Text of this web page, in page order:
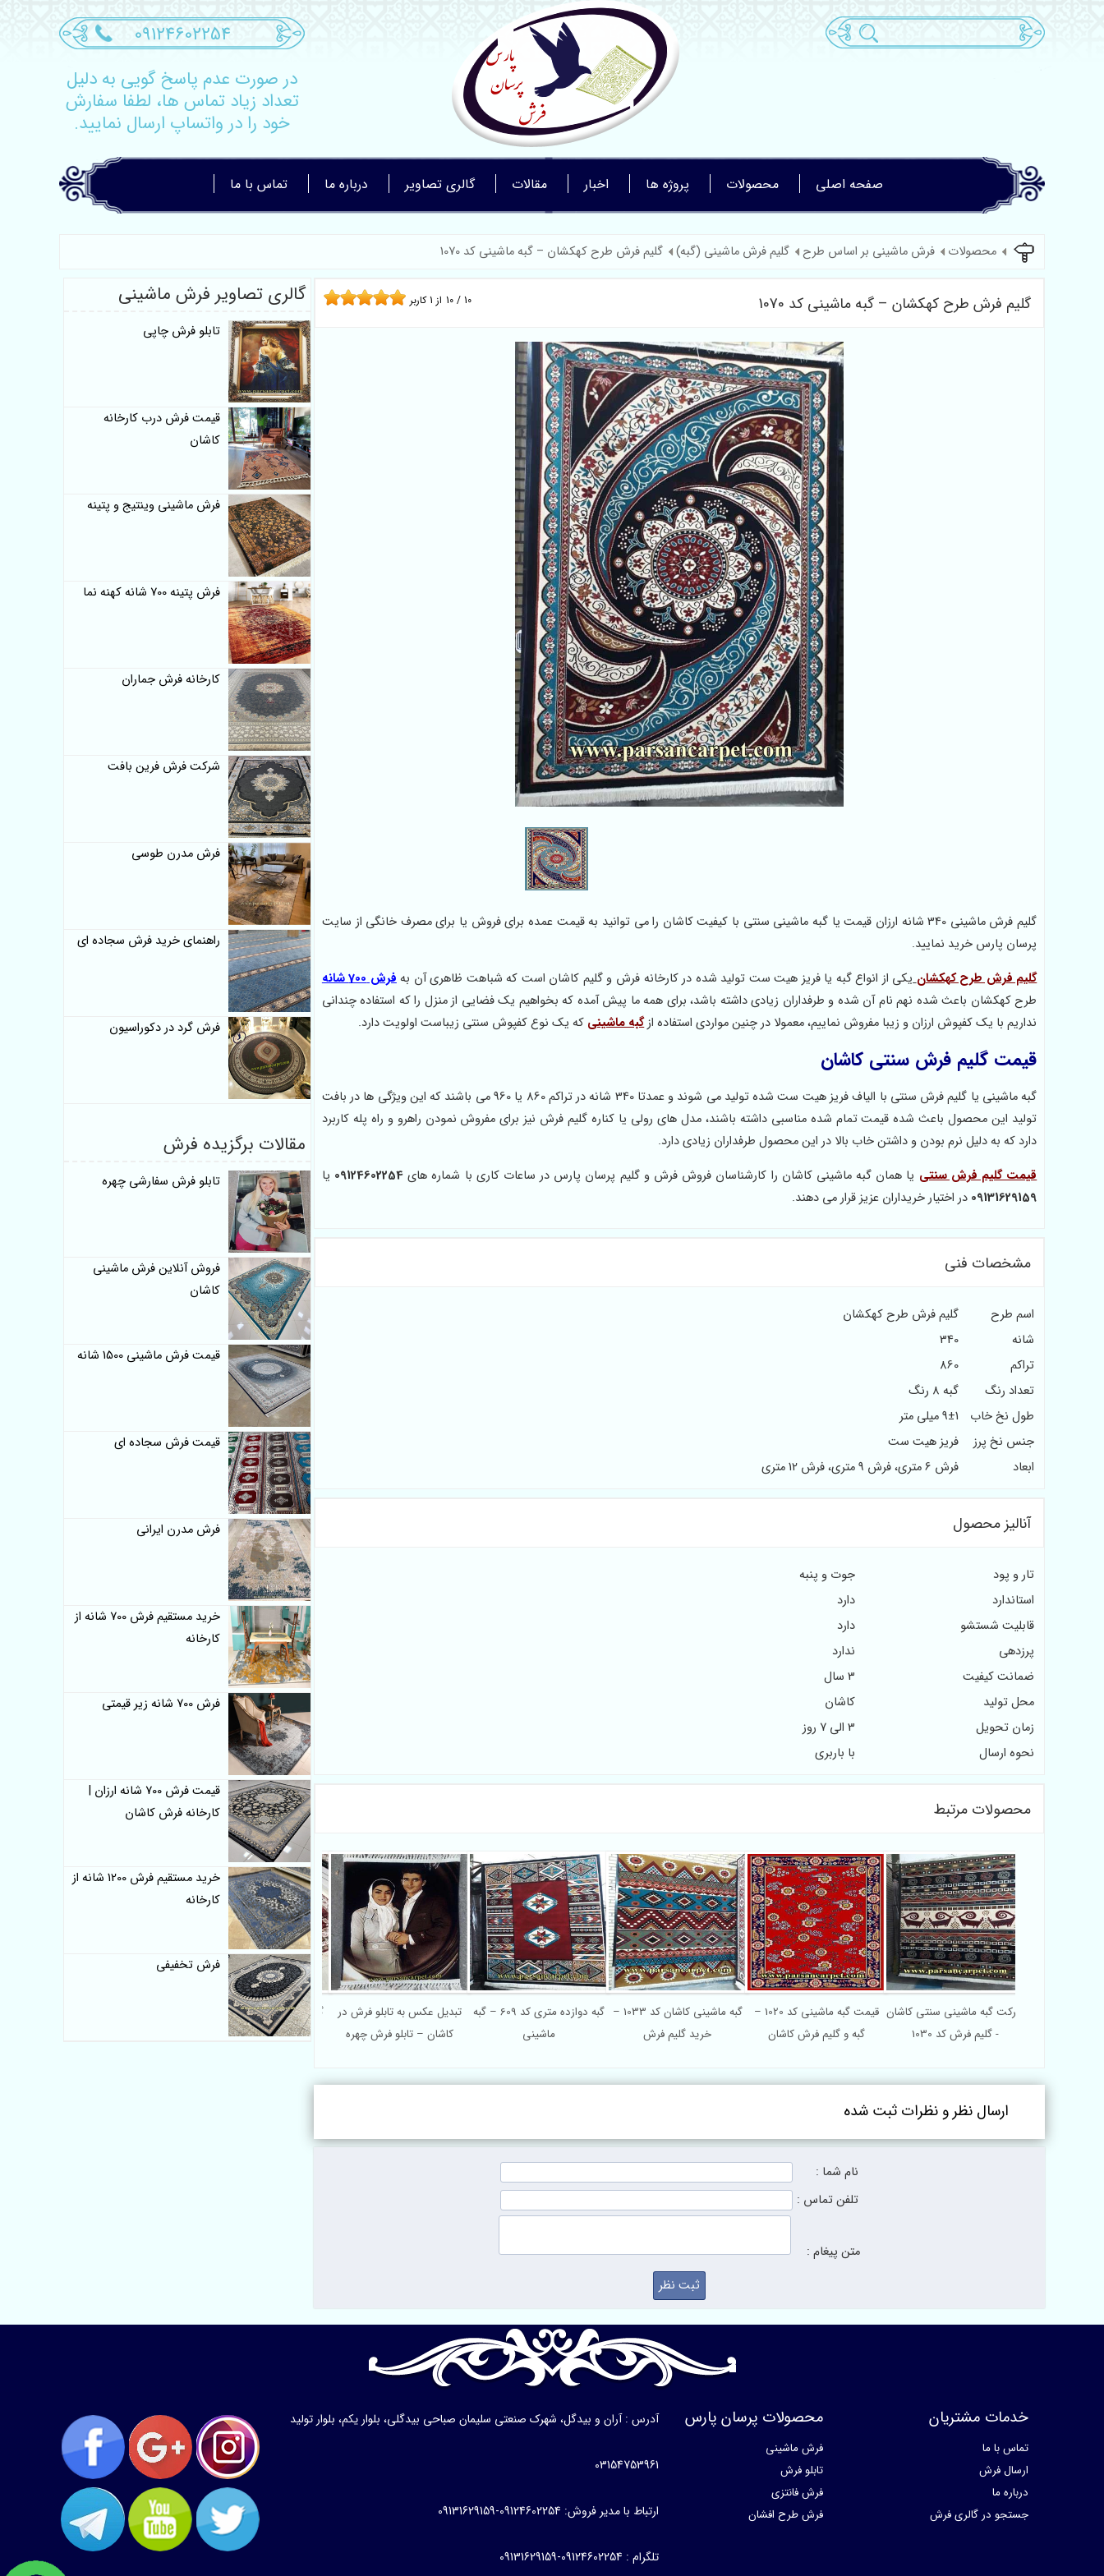
09124602254
در صورت عدم پاسخ گویی به دلیل
تعداد زیاد تماس ها، لطفا سفارش
خود را در واتساپ ارسال نمایید.
صفحه اصلی محصولات پروژه ها اخبار مقالات گالری تصاویر درباره ما تماس با ما
محصولات فرش ماشینی بر اساس طرح گلیم فرش ماشینی (گبه) گلیم فرش طرح کهکشان – گبه ماشینی کد 1070
گلیم فرش طرح کهکشان – گبه ماشینی کد 1070 10 / 10 از 1کاربر
گلیم فرش ماشینی 340 شانه ارزان قیمت یا گبه ماشینی سنتی با کیفیت کاشان را می توانید به قیمت عمده برای فروش یا برای مصرف خانگی از سایت
پرسان پارس خرید نمایید.
گلیم فرش طرح کهکشانیکی از انواع گبه یا فریز هیت ست تولید شده در کارخانه فرش و گلیم کاشان است که شباهت ظاهری آن بهفرش 700 شانه
طرح کهکشان باعث شده نهم نام آن شده و طرفداران زیادی داشته باشد، برای همه ما پیش آمده که بخواهیم یک فضایی از منزل را که استفاده چندانی
نداریم با یک کفپوش ارزان و زیبا مفروش نماییم، معمولا در چنین مواردی استفاده ازگبه ماشینی که یک نوع کفپوش سنتی زیباست اولویت دارد.
قیمت گلیم فرش سنتی کاشان
گبه ماشینی یا گلیم فرش سنتی با الیاف فریز هیت ست شده تولید می شوند و عمدتا 340 شانه در تراکم 860 یا 960 می باشند که این ویژگی ها در بافت
تولید این محصول باعث شده قیمت تمام شده مناسبی داشته باشند، مدل های رولی یا کناره گلیم فرش نیز برای مفروش نمودن راهرو و راه پله کاربرد
دارد که به دلیل نرم بودن و داشتن خاب بالا در این محصول طرفداران زیادی دارد.
قیمت گلیم فرش سنتی یا همان گبه ماشینی کاشان را کارشناسان فروش فرش و گلیم پرسان پارس در ساعات کاری با شماره های 09124602254 یا
09131629159 در اختیار خریداران عزیز قرار می دهند.
مشخصات فنی
اسم طرح
گلیم فرش طرح کهکشان
شانه
340
تراکم
860
تعداد رنگ
گبه 8 رنگ
طول نخ خاب
9±1 میلی متر
جنس نخ پرز
فریز هیت ست
ابعاد
فرش 6 متری، فرش 9 متری، فرش 12 متری
آنالیز محصول
تار و پود
جوت و پنبه
استاندارد
دارد
قابلیت شستشو
دارد
پرزدهی
ندارد
ضمانت کیفیت
3 سال
محل تولید
کاشان
زمان تحویل
3 الی 7 روز
نحوه ارسال
با باربری
محصولات مرتبط
گبه ماشینی پلی استر کد 602
تبدیل عکس به تابلو فرش در
کاشان – تابلو فرش چهره
گبه دوازده متری کد 609 – گبه
ماشینی
گبه ماشینی کاشان کد 1033 –
خرید گلیم فرش
قیمت گبه ماشینی کد 1020 –
گبه و گلیم فرش کاشان
شرکت گبه ماشینی سنتی کاشان
- گلیم فرش کد 1030
ارسال نظر و نظرات ثبت شده
نام شما :
تلفن تماس :
متن پیغام :
گالری تصاویر فرش ماشینی
تابلو فرش چاپی
قیمت فرش درب کارخانه
کاشان
فرش ماشینی وینتیج و پتینه
فرش پتینه 700 شانه کهنه نما
کارخانه فرش جماران
شرکت فرش فرین بافت
فرش مدرن طوسی
راهنمای خرید فرش سجاده ای
فرش گرد در دکوراسیون
مقالات برگزیده فرش
تابلو فرش سفارشی چهره
فروش آنلاین فرش ماشینی
کاشان
قیمت فرش ماشینی 1500 شانه
قیمت فرش سجاده ای
فرش مدرن ایرانی
خرید مستقیم فرش 700 شانه از
کارخانه
فرش 700 شانه زیر قیمتی
قیمت فرش 700 شانه ارزان |
کارخانه فرش کاشان
خرید مستقیم فرش 1200 شانه از
کارخانه
فرش تخفیفی
خدمات مشتریان
تماس با ما
ارسال فرش
درباره ما
جستجو در گالری فرش
محصولات پرسان پارس
فرش ماشینی
تابلو فرش
فرش فانتزی
فرش طرح افشان
آدرس : آران و بیدگل، شهرک صنعتی سلیمان صباحی بیدگلی، بلوار یکم، بلوار تولید
03154753961
ارتباط با مدیر فروش: 09124602254-09131629159
تلگرام : 09124602254-09131629159